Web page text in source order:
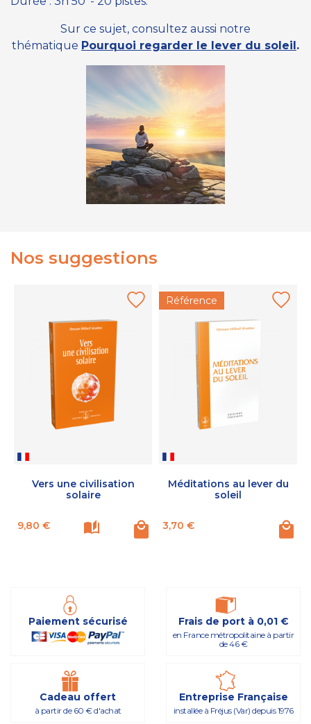
Sur ce sujet, consultez aussi notre
thématique Pourquoi regarder le lever du soleil.
Nos suggestions
Vers une civilisation
solaire
Prix
9,80 €
Référence
Méditations au lever du
soleil
Prix
3,70 €
Paiement sécurisé Frais de port à 0,01 €
en France métropolitaine à partir
de 46 €
Cadeau offert
à partir de 60 € d'achat
Entreprise Française
installée à Fréjus (Var) depuis 1976